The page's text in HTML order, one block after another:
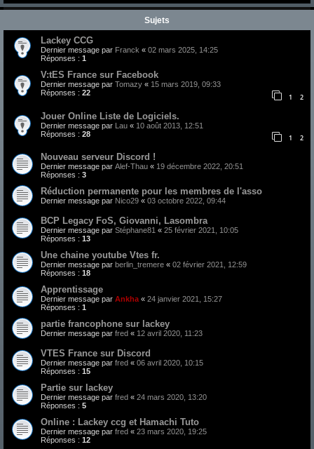
Sujets
Lackey CCG
Dernier message par Franck « 02 mars 2025, 14:25
Réponses : 1
V:tES France sur Facebook
Dernier message par Tomazy « 15 mars 2019, 09:33
Réponses : 22 1 2
Jouer Online Liste de Logiciels.
Dernier message par Lau « 10 août 2013, 12:51
Réponses : 28 1 2
Nouveau serveur Discord !
Dernier message par Alef-Thau « 19 décembre 2022, 20:51
Réponses : 3
Réduction permanente pour les membres de l'asso
Dernier message par Nico29 « 03 octobre 2022, 09:44
BCP Legacy FoS, Giovanni, Lasombra
Dernier message par Stéphane81 « 25 février 2021, 10:05
Réponses : 13
Une chaine youtube Vtes fr.
Dernier message par berlin_tremere « 02 février 2021, 12:59
Réponses : 18
Apprentissage
Dernier message par Ankha « 24 janvier 2021, 15:27
Réponses : 1
partie francophone sur lackey
Dernier message par fred « 12 avril 2020, 11:23
VTES France sur Discord
Dernier message par fred « 06 avril 2020, 10:15
Réponses : 15
Partie sur lackey
Dernier message par fred « 24 mars 2020, 13:20
Réponses : 5
Online : Lackey ccg et Hamachi Tuto
Dernier message par fred « 23 mars 2020, 19:25
Réponses : 12